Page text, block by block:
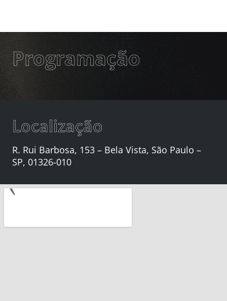
Programação
Localização
R. Rui Barbosa, 153 – Bela Vista, São Paulo –
SP, 01326-010